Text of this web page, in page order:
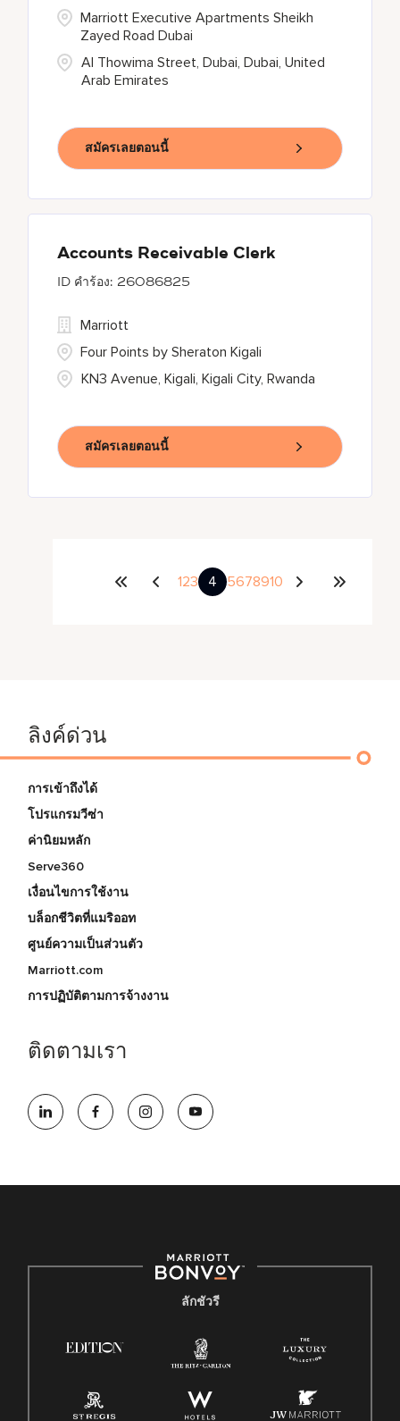
Al Thowima Street, Dubai, Dubai, United
Arab Emirates
Marriott Executive Apartments Sheikh
Zayed Road Dubai
สมัครเลยตอนนี้
Accounts Receivable Clerk
26086825
KN3 Avenue, Kigali, Kigali City, Rwanda
Marriott
Four Points by Sheraton Kigali
สมัครเลยตอนนี้
123 4 5678910
ลิงค์ด่วน
การเข้าถึงได้
โปรแกรมวีซ่า
ค่านิยมหลัก
Serve360
เงื่อนไขการใช้งาน
บล็อกชีวิตที่แมริออท
ศูนย์ความเป็นส่วนตัว
Marriott.com
การปฏิบัติตามการจ้างงาน
ติดตามเรา
ลักชัวรี